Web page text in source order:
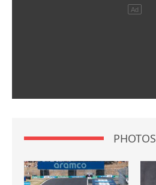
PHOTOS